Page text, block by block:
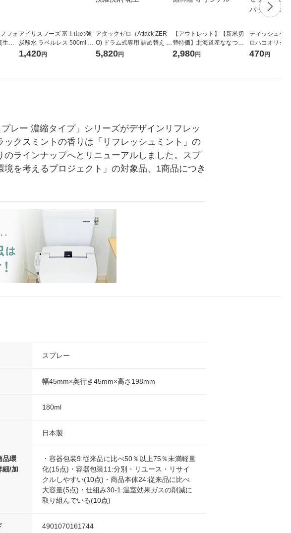
フォ
生
アイリスフーズ 富士山の強
炭酸水 ラベルレス 500ml 1
箱（24本入）
1,420円
アタックゼロ（Attack ZER
O) ドラム式専用 詰め替え メ
ガジャンボ 2300g 1セット
5,820円
【アウトレット】【新米切
替特価】北海道産ななつぼ
し 無洗米 5kg 1袋 令和7年産
2,980円
ティッシュペ
ロハコオリジ
ックティッシ
470円
レー 濃縮タイプ」シリーズがデザインリフレッ
クスミントの香りは「リフレッシュミント」の
ラインナップへとリニューアルしました。スプ
を考えるプロジェクト」の対象品、1商品につき
スプレー
幅45mm×奥行き45mm×高さ198mm
180ml
日本製
品環
細/加
・容器包装9:従来品に比べ50％以上75％未満軽量
化(15点)・容器包装11:分別・リユース・リサイ
クルしやすい(10点)・商品本体24:従来品に比べ
大容量(5点)・仕組み30-1:温室効果ガスの削減に
取り組んでいる(10点)
4901070161744